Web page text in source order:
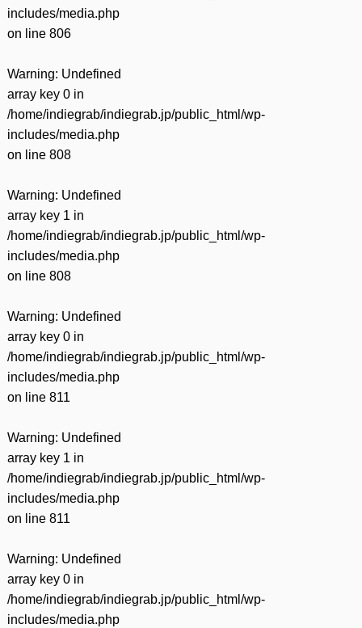
includes/media.php
on line 806
Warning: Undefined
array key 0 in
/home/indiegrab/indiegrab.jp/public_html/wp-
includes/media.php
on line 808
Warning: Undefined
array key 1 in
/home/indiegrab/indiegrab.jp/public_html/wp-
includes/media.php
on line 808
Warning: Undefined
array key 0 in
/home/indiegrab/indiegrab.jp/public_html/wp-
includes/media.php
on line 811
Warning: Undefined
array key 1 in
/home/indiegrab/indiegrab.jp/public_html/wp-
includes/media.php
on line 811
Warning: Undefined
array key 0 in
/home/indiegrab/indiegrab.jp/public_html/wp-
includes/media.php